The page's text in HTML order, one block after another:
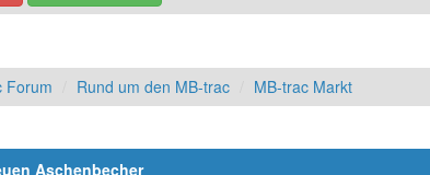
Forum Rund um den MB-trac MB-trac Markt
Aschenbecher